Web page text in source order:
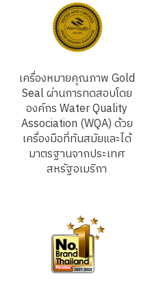
เครื่องหมายคุณภาพ Gold
Seal ผ่านการทดสอบโดย
องค์กร Water Quality
Association (WQA) ด้วย
เครื่องมือที่ทันสมัยและได้
มาตรฐานจากประเทศ
สหรัฐอเมริกา